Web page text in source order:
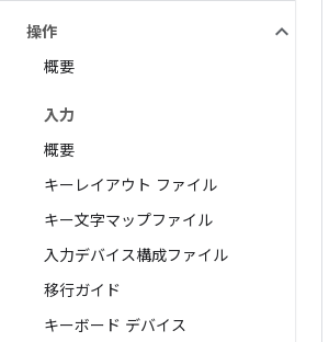
操作
概要
入力
概要
キーレイアウト ファイル
キー文字マップファイル
入力デバイス構成ファイル
移行ガイド
キーボード デバイス